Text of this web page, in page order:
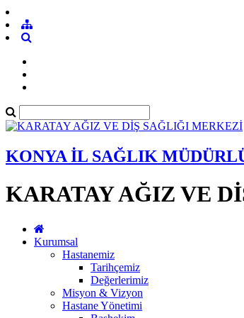
KONYA İL SAĞLIK
KARATAY AĞIZ VE
Kurumsal
Hastanemiz
Tarihçemiz
Değerlerimiz
Misyon & Vizyon
Hastane Yönetimi